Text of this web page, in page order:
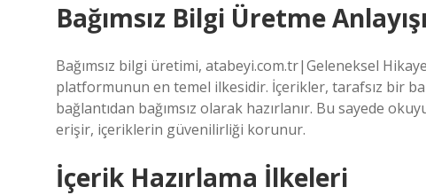
Bağımsız Bilgi Üretme Anlayışı
Bağımsız bilgi üretimi, atabeyi.com.tr|Geleneksel
platformunun en temel ilkesidir. İçerikler, tarafsız bir
bağlantıdan bağımsız olarak hazırlanır. Bu sayede
erişir, içeriklerin güvenilirliği korunur.
İçerik Hazırlama İlkeleri